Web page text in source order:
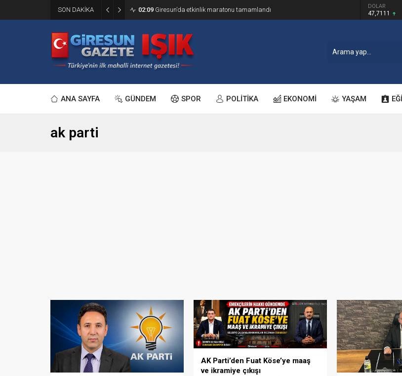
SON DAKİKA 02:09 Giresun’da etkinlik maratonu tamamlandı DOLAR
47,7111
ANA SAYFA GÜNDEM SPOR POLİTİKA EKONOMİ YAŞAM
ak parti
AK Parti’den Fuat Köse’ye maaş
ve ikramiye çıkışı